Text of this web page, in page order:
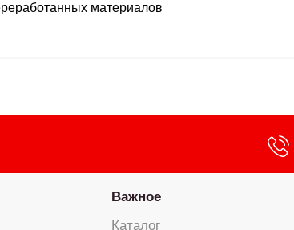
материалов
Важное
Каталог